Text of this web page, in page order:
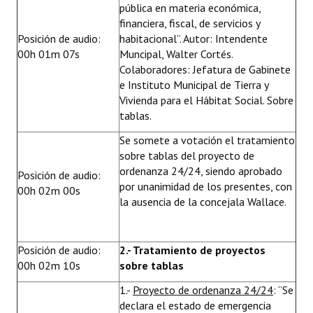
REFORMA DE LA CARTA ORGÁNICA
Posición de audio:
00h 01m 07s
pública en materia económica,
financiera, fiscal, de servicios y
habitacional”. Autor: Intendente
Muncipal, Walter Cortés.
Colaboradores: Jefatura de Gabinete
e Instituto Municipal de Tierra y
Vivienda para el Hábitat Social. Sobre
tablas.
Posición de audio:
00h 02m 00s
Se somete a votación el tratamiento
sobre tablas del proyecto de
ordenanza 24/24, siendo aprobado
por unanimidad de los presentes, con
la ausencia de la concejala Wallace.
Posición de audio:
00h 02m 10s
2.- Tratamiento de proyectos
sobre tablas
1.- Proyecto de ordenanza 24/24: “Se
declara el estado de emergencia